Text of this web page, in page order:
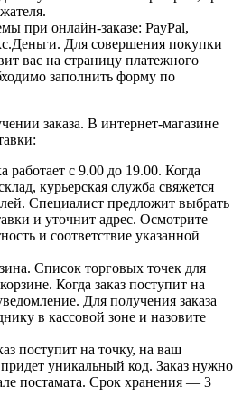
при онлайн-заказе: PayPal,
Для совершения покупки
вас на страницу платежного
заполнить форму по
заказа. В интернет-магазине
работает с 9.00 до 19.00. Когда
курьерская служба свяжется
Специалист предложит выбрать
и уточнит адрес. Осмотрите
и соответствие указанной
Список торговых точек для
Когда заказ поступит на
Для получения заказа
в кассовой зоне и назовите
поступит на точку, на ваш
уникальный код. Заказ нужно
постамата. Срок хранения — 3